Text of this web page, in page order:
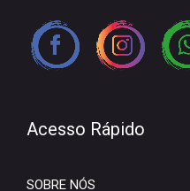
Acesso Rápido
SOBRE NÓS